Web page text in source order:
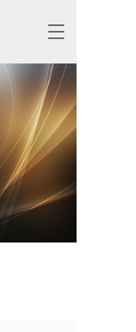
T
g
g
l
e
n
a
g
i